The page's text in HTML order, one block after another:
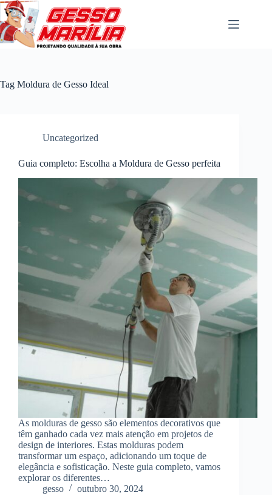
Pular
para
o
conteúdo
Tag Moldura de Gesso Ideal
Uncategorized
Guia completo: Escolha a Moldura de Gesso perfeita
As molduras de gesso são elementos decorativos que
têm ganhado cada vez mais atenção em projetos de
design de interiores. Estas molduras podem
transformar um espaço, adicionando um toque de
elegância e sofisticação. Neste guia completo, vamos
explorar os diferentes…
gesso
outubro 30, 2024